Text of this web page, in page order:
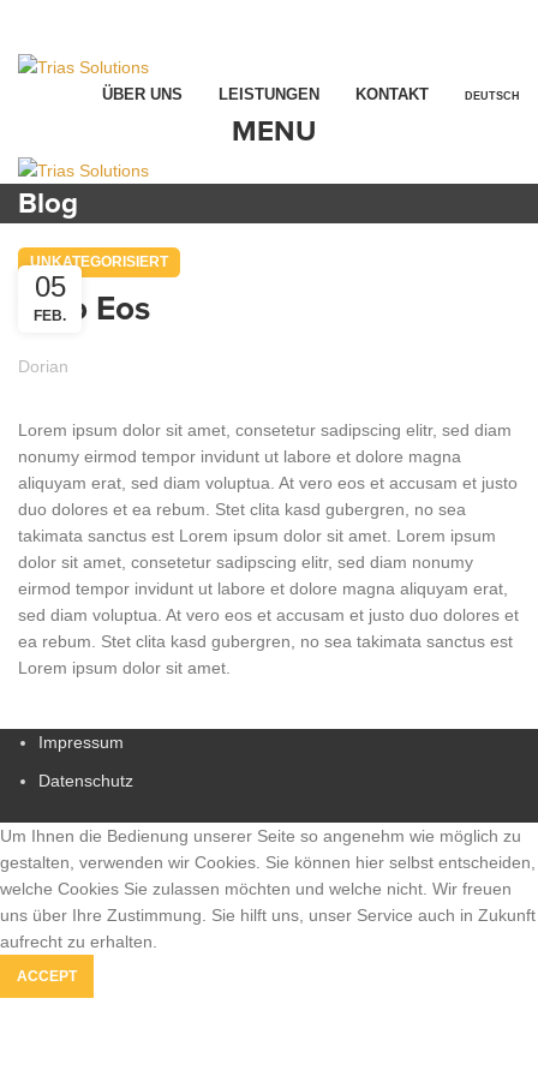
ÜBER UNS LEISTUNGEN KONTAKT DEUTSCH
MENU
Blog
UNKATEGORISIERT
Vero Eos
Dorian
05
FEB.
Lorem ipsum dolor sit amet, consetetur sadipscing elitr, sed diam
nonumy eirmod tempor invidunt ut labore et dolore magna
aliquyam erat, sed diam voluptua. At vero eos et accusam et justo
duo dolores et ea rebum. Stet clita kasd gubergren, no sea
takimata sanctus est Lorem ipsum dolor sit amet. Lorem ipsum
dolor sit amet, consetetur sadipscing elitr, sed diam nonumy
eirmod tempor invidunt ut labore et dolore magna aliquyam erat,
sed diam voluptua. At vero eos et accusam et justo duo dolores et
ea rebum. Stet clita kasd gubergren, no sea takimata sanctus est
Lorem ipsum dolor sit amet.
Impressum
Datenschutz
Um Ihnen die Bedienung unserer Seite so angenehm wie möglich zu
gestalten, verwenden wir Cookies. Sie können hier selbst entscheiden,
welche Cookies Sie zulassen möchten und welche nicht. Wir freuen
uns über Ihre Zustimmung. Sie hilft uns, unser Service auch in Zukunft
aufrecht zu erhalten.
ACCEPT